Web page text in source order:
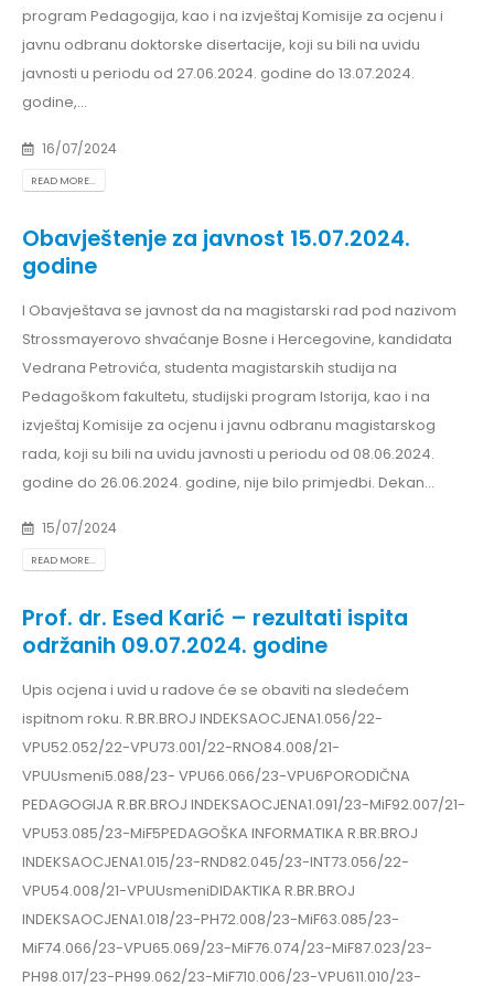
program Pedagogija, kao i na izvještaj Komisije za ocjenu i
javnu odbranu doktorske disertacije, koji su bili na uvidu
javnosti u periodu od 27.06.2024. godine do 13.07.2024.
godine,...
16/07/2024
READ MORE...
Obavještenje za javnost 15.07.2024.
godine
I Obavještava se javnost da na magistarski rad pod nazivom
Strossmayerovo shvaćanje Bosne i Hercegovine, kandidata
Vedrana Petrovića, studenta magistarskih studija na
Pedagoškom fakultetu, studijski program Istorija, kao i na
izvještaj Komisije za ocjenu i javnu odbranu magistarskog
rada, koji su bili na uvidu javnosti u periodu od 08.06.2024.
godine do 26.06.2024. godine, nije bilo primjedbi. Dekan...
15/07/2024
READ MORE...
Prof. dr. Esed Karić – rezultati ispita
održanih 09.07.2024. godine
Upis ocjena i uvid u radove će se obaviti na sledećem
ispitnom roku. R.BR.BROJ INDEKSAOCJENA1.056/22-
VPU52.052/22-VPU73.001/22-RNO84.008/21-
VPUUsmeni5.088/23- VPU66.066/23-VPU6PORODIČNA
PEDAGOGIJA R.BR.BROJ INDEKSAOCJENA1.091/23-MiF92.007/21-
VPU53.085/23-MiF5PEDAGOŠKA INFORMATIKA R.BR.BROJ
INDEKSAOCJENA1.015/23-RND82.045/23-INT73.056/22-
VPU54.008/21-VPUUsmeniDIDAKTIKA R.BR.BROJ
INDEKSAOCJENA1.018/23-PH72.008/23-MiF63.085/23-
MiF74.066/23-VPU65.069/23-MiF76.074/23-MiF87.023/23-
PH98.017/23-PH99.062/23-MiF710.006/23-VPU611.010/23-